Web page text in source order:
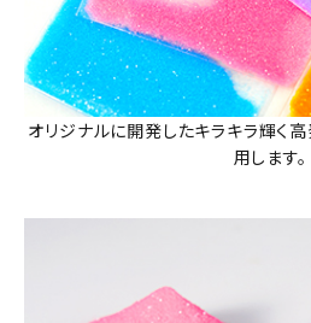
オリジナルに開発したキラキラ輝く
用します。